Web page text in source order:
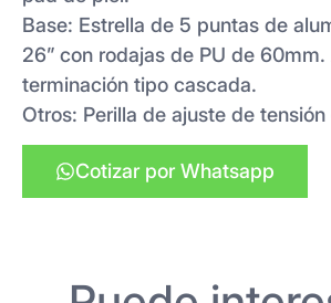
Base: Estrella de 5 puntas de
26” con rodajas de PU de
terminación tipo cascada.
Otros: Perilla de ajuste de
Cotizar por Whatsapp